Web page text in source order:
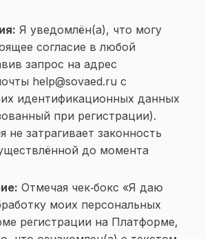
Я уведомлён(а), что могу
согласие в любой
запрос на адрес
help@sovaed.ru с
идентификационных данных
при регистрации).
не затрагивает законность
до момента
Отмечая чек‑бокс «Я даю
моих персональных
регистрации на Платформе,